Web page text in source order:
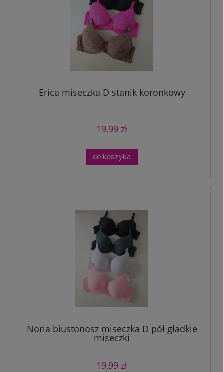
Erica miseczka D stanik koronkowy
19,99 zł
do koszyka
Noria biustonosz miseczka D pół gładkie
miseczki
19,99 zł